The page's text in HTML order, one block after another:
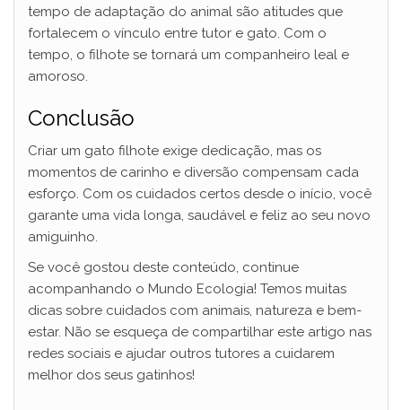
tempo de adaptação do animal são atitudes que
fortalecem o vínculo entre tutor e gato. Com o
tempo, o filhote se tornará um companheiro leal e
amoroso.
Conclusão
Criar um gato filhote exige dedicação, mas os
momentos de carinho e diversão compensam cada
esforço. Com os cuidados certos desde o início, você
garante uma vida longa, saudável e feliz ao seu novo
amiguinho.
Se você gostou deste conteúdo, continue
acompanhando o Mundo Ecologia! Temos muitas
dicas sobre cuidados com animais, natureza e bem-
estar. Não se esqueça de compartilhar este artigo nas
redes sociais e ajudar outros tutores a cuidarem
melhor dos seus gatinhos!